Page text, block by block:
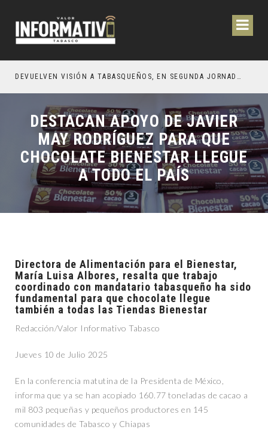
DEVUELVEN VISIÓN A TABASQUEÑOS, EN SEGUNDA JORNADA DE CIRUGÍA DE CATARATAS 2026
DESTACAN APOYO DE JAVIER
MAY RODRÍGUEZ PARA QUE
CHOCOLATE BIENESTAR LLEGUE
A TODO EL PAÍS
Directora de Alimentación para el Bienestar,
María Luisa Albores, resalta que trabajo
coordinado con mandatario tabasqueño ha sido
fundamental para que chocolate llegue
también a todas las Tiendas Bienestar
Redacción/Valor Informativo Tabasco
Jueves 10 de Julio 2025
En la conferencia matutina de la Presidenta de México,
informa que ya se han acopiado 160.77 toneladas de cacao a
mil 803 pequeñas y pequeños productores en 145
comunidades de Tabasco y Chiapas